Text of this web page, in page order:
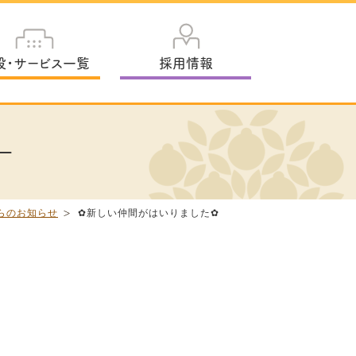
・サービス一覧 採用情報
のお知らせ ✿新しい仲間がはいりました✿